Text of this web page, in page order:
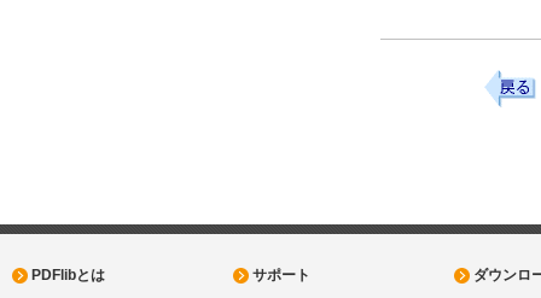
PDFlibとは サポート ダウンロ